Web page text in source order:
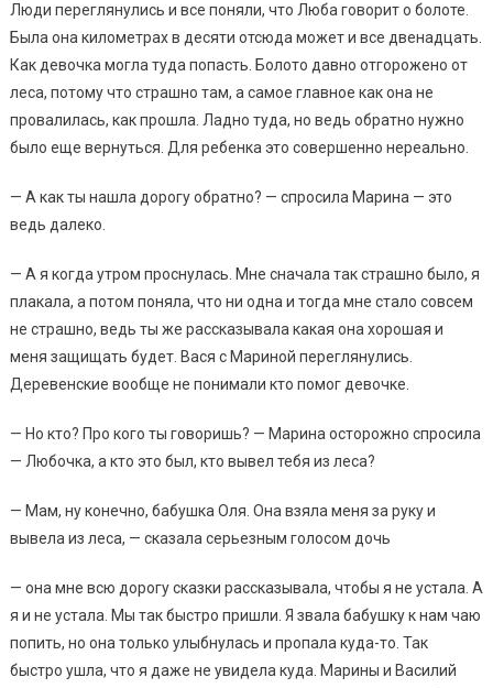
Люди переглянулись и все поняли, что Люба говорит о болоте.
Была она километрах в десяти отсюда может и все двенадцать.
Как девочка могла туда попасть. Болото давно отгорожено от
леса, потому что страшно там, а самое главное как она не
провалилась, как прошла. Ладно туда, но ведь обратно нужно
было еще вернуться. Для ребенка это совершенно нереально.
— А как ты нашла дорогу обратно? — спросила Марина — это
ведь далеко.
— А я когда утром проснулась. Мне сначала так страшно было, я
плакала, а потом поняла, что ни одна и тогда мне стало совсем
не страшно, ведь ты же рассказывала какая она хорошая и
меня защищать будет. Вася с Мариной переглянулись.
Деревенские вообще не понимали кто помог девочке.
— Но кто? Про кого ты говоришь? — Марина осторожно спросила
— Любочка, а кто это был, кто вывел тебя из леса?
— Мам, ну конечно, бабушка Оля. Она взяла меня за руку и
вывела из леса, — сказала серьезным голосом дочь
— она мне всю дорогу сказки рассказывала, чтобы я не устала. А
я и не устала. Мы так быстро пришли. Я звала бабушку к нам чаю
попить, но она только улыбнулась и пропала куда-то. Так
быстро ушла, что я даже не увидела куда. Марины и Василий